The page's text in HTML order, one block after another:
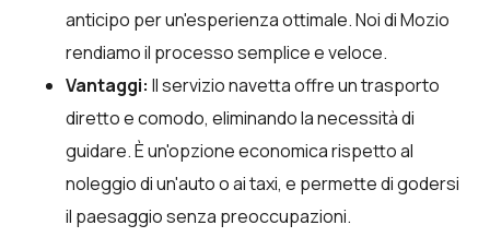
anticipo per un'esperienza ottimale. Noi di Mozio
rendiamo il processo semplice e veloce.
Vantaggi: Il servizio navetta offre un trasporto
diretto e comodo, eliminando la necessità di
guidare. È un'opzione economica rispetto al
noleggio di un'auto o ai taxi, e permette di godersi
il paesaggio senza preoccupazioni.